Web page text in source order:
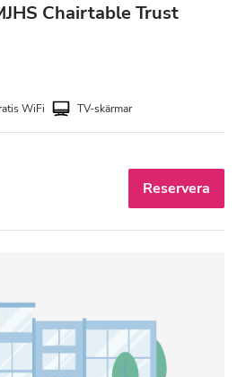
Chairtable Trust
WiFi TV-skärmar
Reservera